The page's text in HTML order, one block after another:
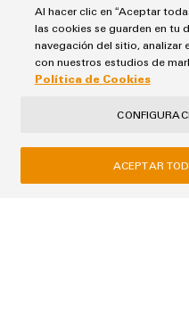
Configurador
Tu impulsor de
con el configurador de
Al hacer clic en “Aceptar
las cookies se guarden en tu
navegación del sitio, analizar
con nuestros estudios de
Política de Cookies
ACEPTAR